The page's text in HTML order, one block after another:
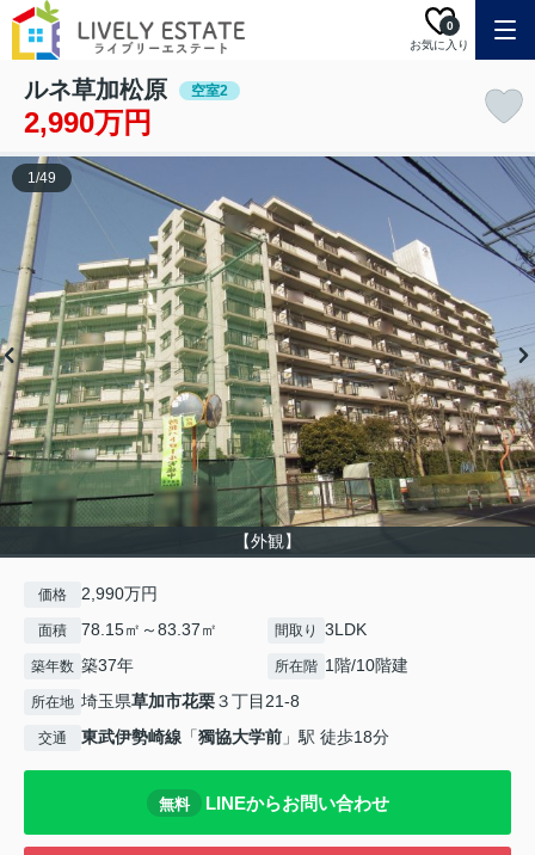
お気に入り
0
ルネ草加松原 空室2
2,990万円
【外観】
1/49
価格 2,990万円
面積 78.15㎡～83.37㎡ 間取り 3LDK
築年数 築37年 所在階 1階/10階建
所在地 埼玉県草加市花栗３丁目21-8
交通 東武伊勢崎線 「獨協大学前 」駅 徒歩18分
無料 LINEからお問い合わせ